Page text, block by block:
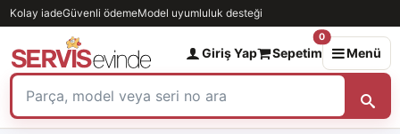
Kolay iadeGüvenli ödemeModel uyumluluk desteği
Giriş Yap Sepetim
0
Menü